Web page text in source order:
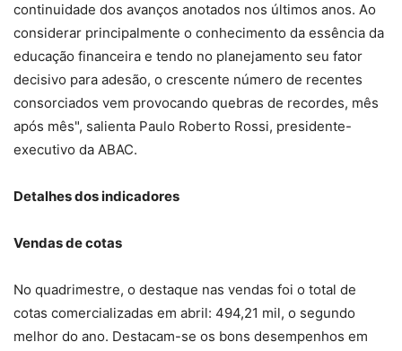
continuidade dos avanços anotados nos últimos anos. Ao
considerar principalmente o conhecimento da essência da
educação financeira e tendo no planejamento seu fator
decisivo para adesão, o crescente número de recentes
consorciados vem provocando quebras de recordes, mês
após mês", salienta Paulo Roberto Rossi, presidente-
executivo da ABAC.
Detalhes dos indicadores
Vendas de cotas
No quadrimestre, o destaque nas vendas foi o total de
cotas comercializadas em abril: 494,21 mil, o segundo
melhor do ano. Destacam-se os bons desempenhos em